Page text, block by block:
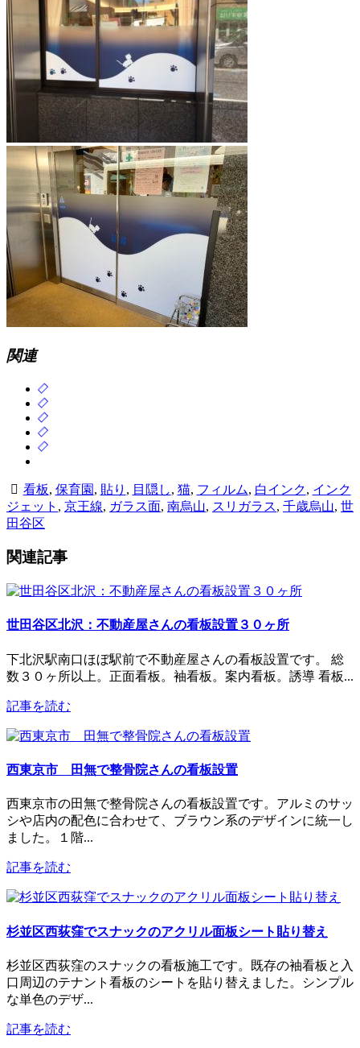
関連
看板, 保育園 , 貼り , 目隠し, 猫, フィルム, 白インク, インク
ジェット , 京王線, ガラス面, 南烏山, スリガラス, 千歳烏山, 世
田谷区
関連記事
世田谷区北沢：不動産屋さんの看板設置３０ヶ所
下北沢駅南口ほぼ駅前で不動産屋さんの看板設置です。 総
数３０ヶ所以上。正面看板。袖看板。案内看板。誘導 看板...
記事を読む
西東京市 田無で整骨院さんの看板設置
西東京市の田無で整骨院さんの看板設置です。アルミのサッ
シや店内の配色に合わせて、ブラウン系のデザインに統一し
ました。１階...
記事を読む
杉並区西荻窪でスナックのアクリル面板シート貼り替え
杉並区西荻窪のスナックの看板施工です。既存の袖看板と入
口周辺のテナント看板のシートを貼り替えました。シンプル
な単色のデザ...
記事を読む